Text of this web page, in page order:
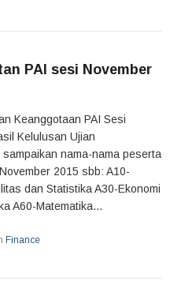
PAI sesi November
Keanggotaan PAI Sesi
Kelulusan Ujian
nama-nama peserta
2015 sbb: A10-
dan Statistika A30-Ekonomi
A60-Matematika...
Finance